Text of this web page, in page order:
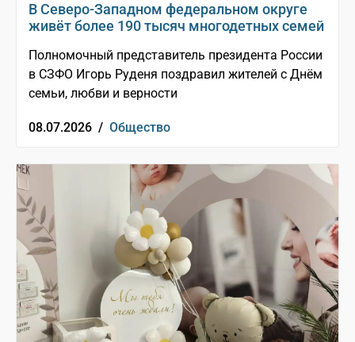
В Северо-Западном федеральном округе
живёт более 190 тысяч многодетных семей
Полномочный представитель президента России
в СЗФО Игорь Руденя поздравил жителей с Днём
семьи, любви и верности
08.07.2026 / Общество